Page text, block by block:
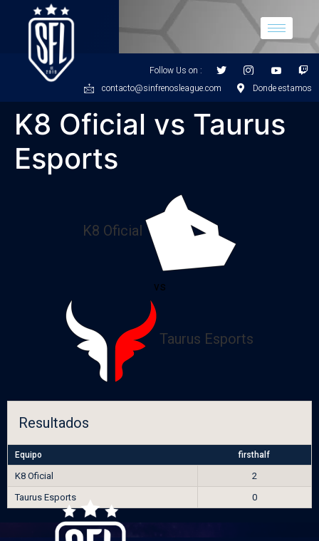
Follow Us on :
contacto@sinfrenosleague.com
Donde estamos
K8 Oficial vs Taurus
Esports
K8 Oficial
vs
Taurus Esports
Resultados
Equipo firsthalf
K8 Oficial
2
Taurus Esports
0